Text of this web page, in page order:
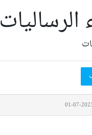
الرساليات